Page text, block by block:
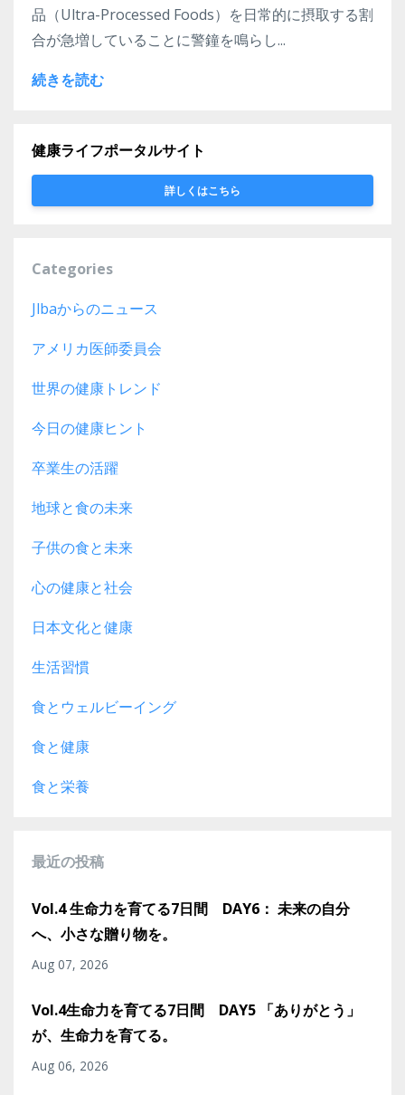
品（Ultra-Processed Foods）を日常的に摂取する割
合が急増していることに警鐘を鳴らし...
続きを読む
健康ライフポータルサイト
詳しくはこちら
Categories
Jlbaからのニュース
アメリカ医師委員会
世界の健康トレンド
今日の健康ヒント
卒業生の活躍
地球と食の未来
子供の食と未来
心の健康と社会
日本文化と健康
生活習慣
食とウェルビーイング
食と健康
食と栄養
最近の投稿
Vol.4 生命力を育てる7日間 DAY6： 未来の自分
へ、小さな贈り物を。
Aug 07, 2026
Vol.4生命力を育てる7日間 DAY5 「ありがとう」
が、生命力を育てる。
Aug 06, 2026